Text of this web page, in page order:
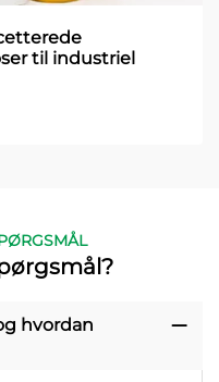
til industriel
hvordan